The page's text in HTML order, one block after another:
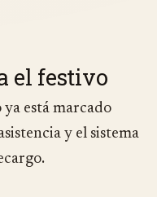
el festivo
ya está marcado
y el sistema